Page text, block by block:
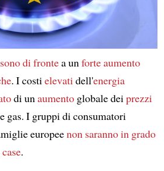
sono di frontea unforteaumento
. I costielevatidell'energia
di unaumentoglobale deiprezzi
gas. I gruppi di consumatori
europeenon saranno in grado
case.